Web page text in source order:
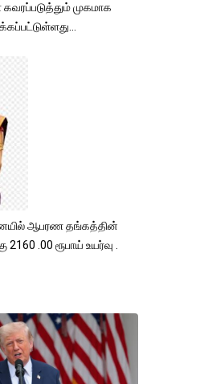
முகமாக
ஆபரண தங்கத்தின்
2160 .00 ரூபாய் உயர்வு .